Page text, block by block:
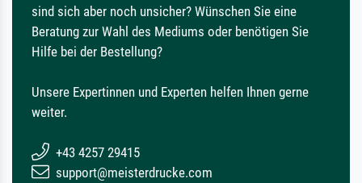
sind sich aber noch unsicher? Wünschen Sie eine
Beratung zur Wahl des Mediums oder benötigen Sie
Hilfe bei der Bestellung?
Unsere Expertinnen und Experten helfen Ihnen gerne
weiter.
+43 4257 29415
support@meisterdrucke.com